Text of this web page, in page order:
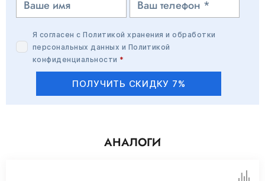
Я согласен сПолитикой хранения и обработки
персональных данных и Политикой
конфиденциальности *
ПОЛУЧИТЬ СКИДКУ 7%
АНАЛОГИ